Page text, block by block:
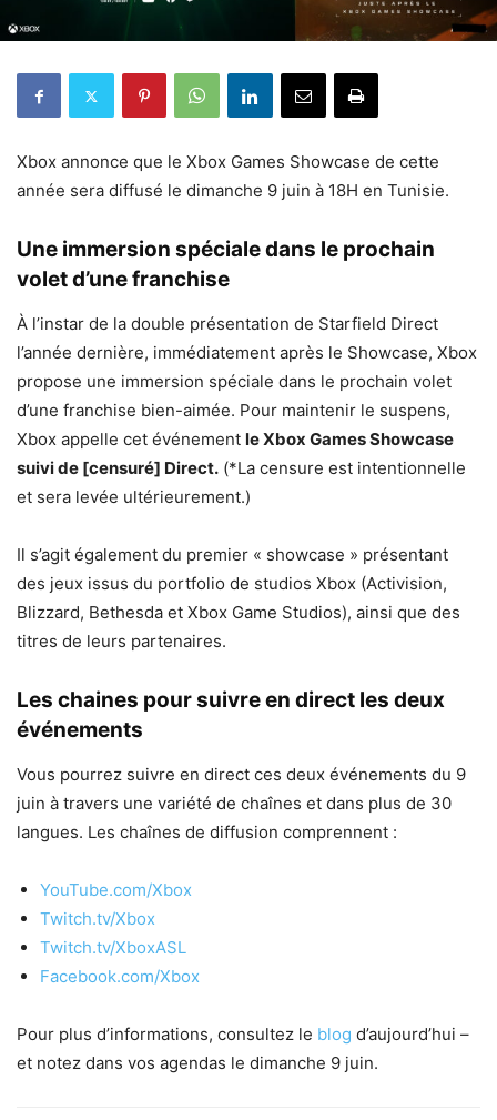
Xbox annonce que le Xbox Games Showcase de cette
année sera diffusé le dimanche 9 juin à 18H en Tunisie.
Une immersion spéciale dans le prochain
volet d’une franchise
À l’instar de la double présentation de Starfield Direct
l’année dernière, immédiatement après le Showcase, Xbox
propose une immersion spéciale dans le prochain volet
d’une franchise bien-aimée. Pour maintenir le suspens,
Xbox appelle cet événement le Xbox Games Showcase
suivi de [censuré] Direct. (*La censure est intentionnelle
et sera levée ultérieurement.)
Il s’agit également du premier « showcase » présentant
des jeux issus du portfolio de studios Xbox (Activision,
Blizzard, Bethesda et Xbox Game Studios), ainsi que des
titres de leurs partenaires.
Les chaines pour suivre en direct les deux
événements
Vous pourrez suivre en direct ces deux événements du 9
juin à travers une variété de chaînes et dans plus de 30
langues. Les chaînes de diffusion comprennent :
YouTube.com/Xbox
Twitch.tv/Xbox
Twitch.tv/XboxASL
Facebook.com/Xbox
Pour plus d’informations, consultez le blog d’aujourd’hui –
et notez dans vos agendas le dimanche 9 juin.